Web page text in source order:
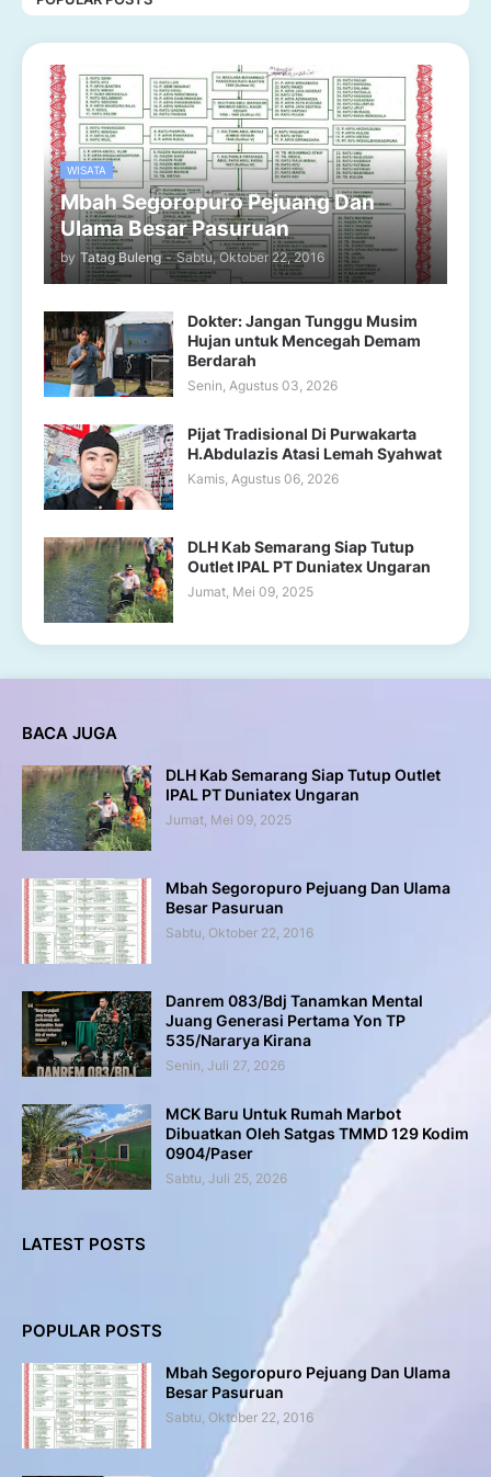
WISATA
Mbah Segoropuro Pejuang Dan
Ulama Besar Pasuruan
by Tatag Buleng - Sabtu, Oktober 22, 2016
Dokter: Jangan Tunggu Musim
Hujan untuk Mencegah Demam
Berdarah
Senin, Agustus 03, 2026
Pijat Tradisional Di Purwakarta
H.Abdulazis Atasi Lemah Syahwat
Kamis, Agustus 06, 2026
DLH Kab Semarang Siap Tutup
Outlet IPAL PT Duniatex Ungaran
Jumat, Mei 09, 2025
BACA JUGA
DLH Kab Semarang Siap Tutup Outlet
IPAL PT Duniatex Ungaran
Jumat, Mei 09, 2025
Mbah Segoropuro Pejuang Dan Ulama
Besar Pasuruan
Sabtu, Oktober 22, 2016
Danrem 083/Bdj Tanamkan Mental
Juang Generasi Pertama Yon TP
535/Nararya Kirana
Senin, Juli 27, 2026
MCK Baru Untuk Rumah Marbot
Dibuatkan Oleh Satgas TMMD 129 Kodim
0904/Paser
Sabtu, Juli 25, 2026
LATEST POSTS
POPULAR POSTS
Mbah Segoropuro Pejuang Dan Ulama
Besar Pasuruan
Sabtu, Oktober 22, 2016